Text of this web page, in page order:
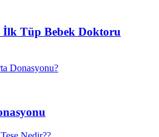
Tüp Bebek Doktoru